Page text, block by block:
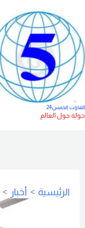
الخمس24
حول العالم
الرئيسية أخبار
ص
ف
ا